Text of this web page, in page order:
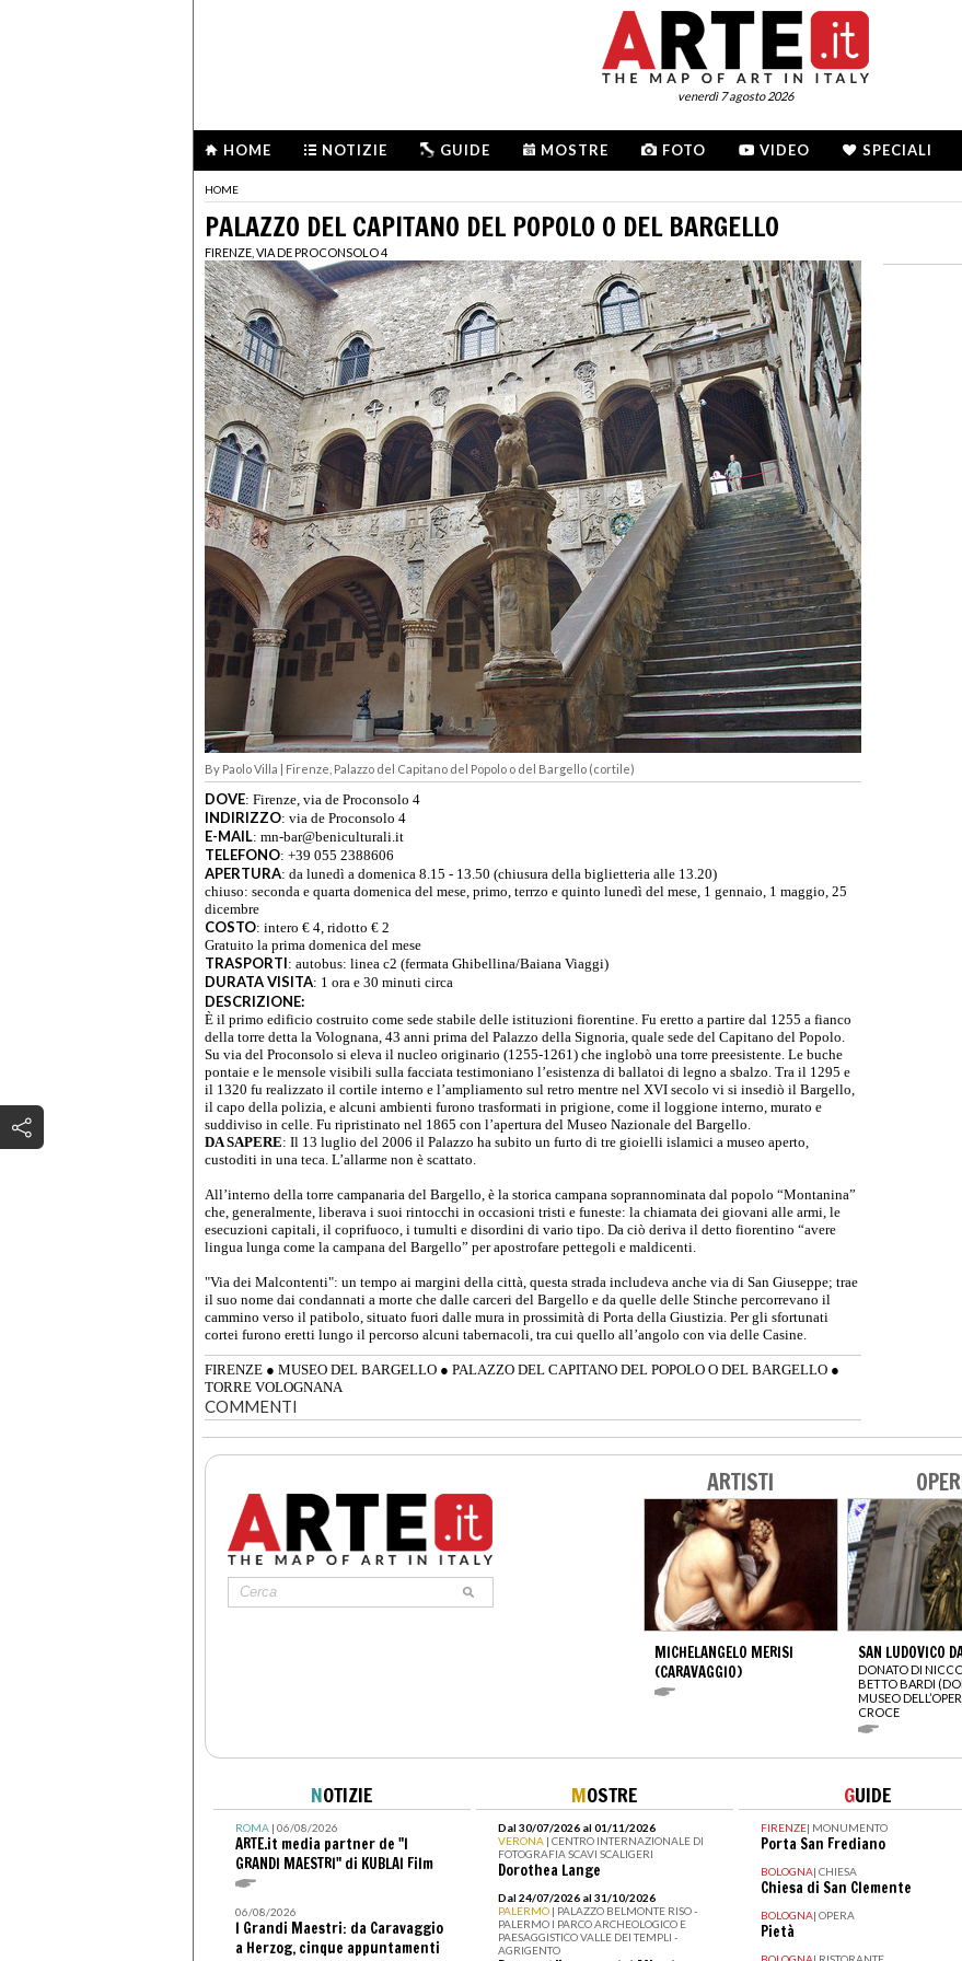
venerdì 7 agosto 2026
HOME NOTIZIE GUIDE MOSTRE FOTO VIDEO SPECIALI
HOME
PALAZZO DEL CAPITANO DEL POPOLO O DEL BARGELLO
FIRENZE, VIA DE PROCONSOLO 4
By Paolo Villa | Firenze, Palazzo del Capitano del Popolo o del Bargello (cortile)
DOVE: Firenze, via de Proconsolo 4
INDIRIZZO: via de Proconsolo 4
E-MAIL: mn-bar@beniculturali.it
TELEFONO: +39 055 2388606
APERTURA: da lunedì a domenica 8.15 - 13.50 (chiusura della biglietteria alle 13.20)
chiuso: seconda e quarta domenica del mese, primo, terrzo e quinto lunedì del mese, 1 gennaio, 1 maggio, 25
dicembre
COSTO: intero € 4, ridotto € 2
Gratuito la prima domenica del mese
TRASPORTI: autobus: linea c2 (fermata Ghibellina/Baiana Viaggi)
DURATA VISITA: 1 ora e 30 minuti circa
DESCRIZIONE:
È il primo edificio costruito come sede stabile delle istituzioni fiorentine. Fu eretto a partire dal 1255 a fianco
della torre detta la Volognana, 43 anni prima del Palazzo della Signoria, quale sede del Capitano del Popolo.
Su via del Proconsolo si eleva il nucleo originario (1255-1261) che inglobò una torre preesistente. Le buche
pontaie e le mensole visibili sulla facciata testimoniano l’esistenza di ballatoi di legno a sbalzo. Tra il 1295 e
il 1320 fu realizzato il cortile interno e l’ampliamento sul retro mentre nel XVI secolo vi si insediò il Bargello,
il capo della polizia, e alcuni ambienti furono trasformati in prigione, come il loggione interno, murato e
suddiviso in celle. Fu ripristinato nel 1865 con l’apertura del Museo Nazionale del Bargello.
DA SAPERE: Il 13 luglio del 2006 il Palazzo ha subito un furto di tre gioielli islamici a museo aperto,
custoditi in una teca. L’allarme non è scattato.
All’interno della torre campanaria del Bargello, è la storica campana soprannominata dal popolo “Montanina”
che, generalmente, liberava i suoi rintocchi in occasioni tristi e funeste: la chiamata dei giovani alle armi, le
esecuzioni capitali, il coprifuoco, i tumulti e disordini di vario tipo. Da ciò deriva il detto fiorentino “avere
lingua lunga come la campana del Bargello” per apostrofare pettegoli e maldicenti.
"Via dei Malcontenti": un tempo ai margini della città, questa strada includeva anche via di San Giuseppe; trae
il suo nome dai condannati a morte che dalle carceri del Bargello e da quelle delle Stinche percorrevano il
cammino verso il patibolo, situato fuori dalle mura in prossimità di Porta della Giustizia. Per gli sfortunati
cortei furono eretti lungo il percorso alcuni tabernacoli, tra cui quello all’angolo con via delle Casine.
FIRENZE ● MUSEO DEL BARGELLO ● PALAZZO DEL CAPITANO DEL POPOLO O DEL BARGELLO ●
TORRE VOLOGNANA
COMMENTI
ARTISTI
MICHELANGELO MERISI
(CARAVAGGIO)
SAN LUDOVICO
DONATO DI
BETTO BARDI
MUSEO
CROCE
NOTIZIE
ROMA| 06/08/2026
ARTE.it media partner de "I
GRANDI MAESTRI" di KUBLAI Film
06/08/2026
I Grandi Maestri: da Caravaggio
a Herzog, cinque appuntamenti
MOSTRE
Dal 30/07/2026 al 01/11/2026
VERONA | CENTRO INTERNAZIONALE DI
FOTOGRAFIA SCAVI SCALIGERI
Dorothea Lange
Dal 24/07/2026 al 31/10/2026
PALERMO | PALAZZO BELMONTE RISO -
PALERMO I PARCO ARCHEOLOGICO E
PAESAGGISTICO VALLE DEI TEMPLI -
AGRIGENTO
GUIDE
FIRENZE| MONUMENTO
Porta San Frediano
BOLOGNA| CHIESA
Chiesa di San Clemente
BOLOGNA| OPERA
Pietà